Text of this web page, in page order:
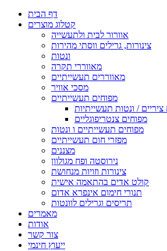
דף הבית
קטלוג מוצרים
אוורור לבית ולתעשייה
צינורות, גרילים ווסתי מהירות
ונטות
מאווררי תקרה
מאווררים תעשייתיים
מסכי אוויר
מפוחים תעשייתיים
ציריים / ונטות תעשייתיות
מפוחים צנטריפוגליים
מפוחים תעשייתיים ו ונטות
מפזרי חום תעשייתיים
מצננים
נירוסטה ופח מגולוון
צינורות וזויות מנחושת
קולט אדים בהתאמה אישית
תנורי חימום אינפרא אדום
תריסים וגרילים לוונטות
מאמרים
אודות
צור קשר
ייעוץ חינמי